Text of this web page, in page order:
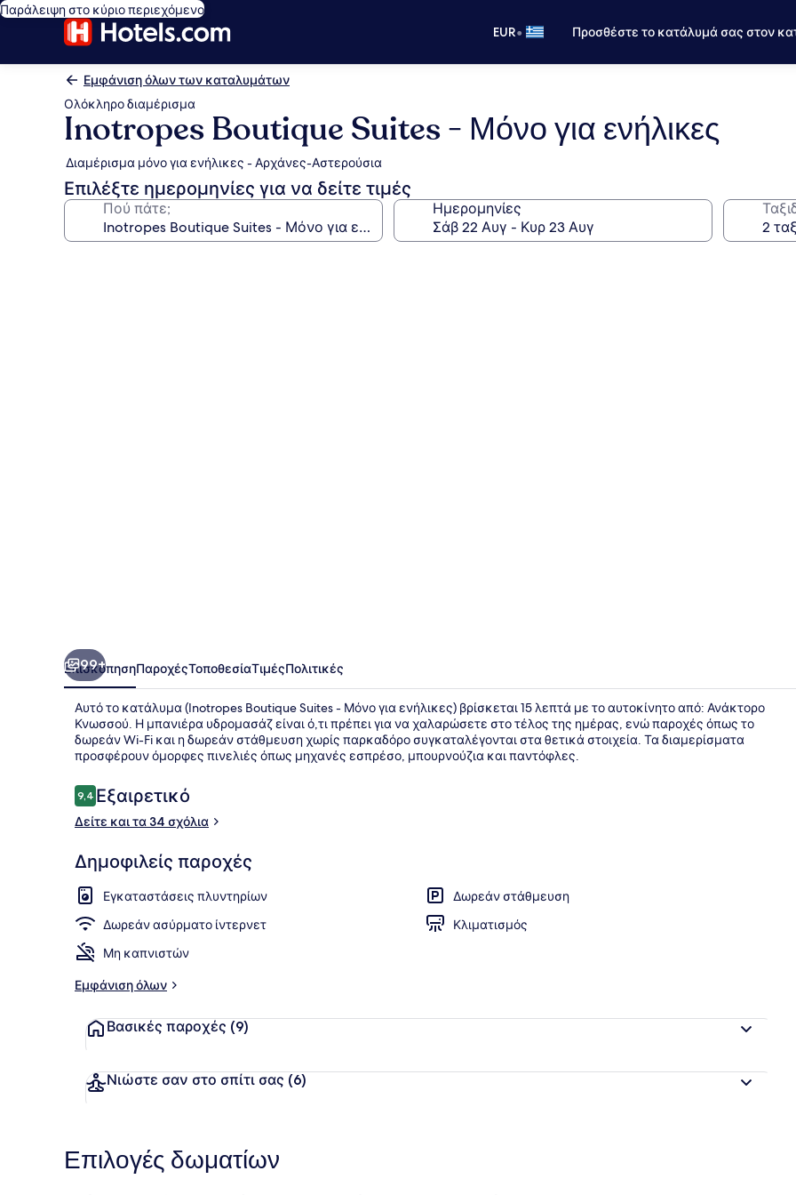
Παράλειψη στο κύριο περιεχόμενο
EUR• Προσθέστε το κατάλυμά σας στον
Εμφάνιση όλων των καταλυμάτων
Ολόκληρο διαμέρισμα
Inotropes Boutique Suites - Μόνο για ενήλικες
Διαμέρισμα μόνο για ενήλικες - Αρχάνες-Αστερούσια
Επιλέξτε ημερομηνίες για να δείτε τιμές
Πού πάτε; Ημερομηνίες
Junior
99+
ΕπισκόπησηΠαροχέςΤοποθεσίαΤιμέςΠολιτικές
Αυτό το κατάλυμα (Inotropes Boutique Suites - Μόνο για ενήλικες) βρίσκεται 15 λεπτά με το αυτοκίνητο από: Ανάκτορο
Κνωσσού. Η μπανιέρα υδρομασάζ είναι ό,τι πρέπει για να χαλαρώσετε στο τέλος της ημέρας, ενώ παροχές όπως το
δωρεάν Wi-Fi και η δωρεάν στάθμευση χωρίς παρκαδόρο συγκαταλέγονται στα θετικά στοιχεία. Τα διαμερίσματα
προσφέρουν όμορφες πινελιές όπως μηχανές εσπρέσο, μπουρνούζια και παντόφλες.
Σχόλια
9,49,4 στα 10
Εξαιρετικό
Δείτε και τα 34 σχόλια
Δημοφιλείς παροχές
Εγκαταστάσεις πλυντηρίων
Δωρεάν στάθμευση
Δωρεάν ασύρματο ίντερνετ
Κλιματισμός
Μη καπνιστών
Εμφάνιση όλων
Βασικές παροχές (9)
Νιώστε σαν στο σπίτι σας (6)
Επιλογές δωματίων